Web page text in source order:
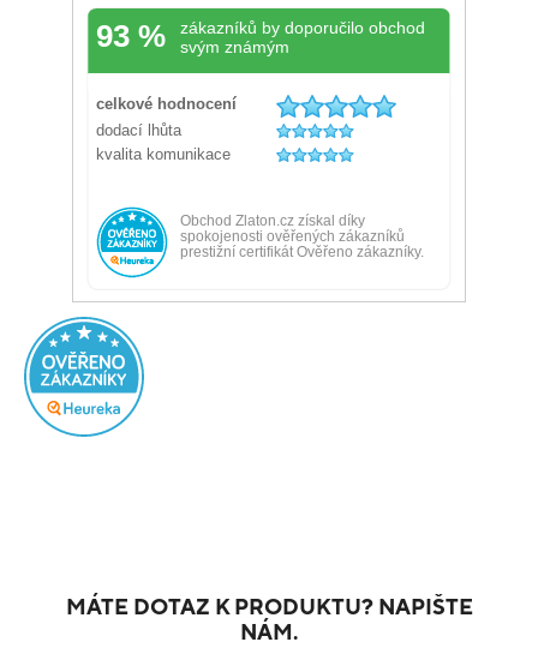
MÁTE DOTAZ K PRODUKTU? NAPIŠTE
NÁM.